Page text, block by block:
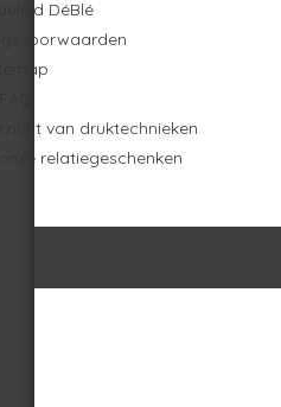
DéBlé
van druktechnieken
relatiegeschenken